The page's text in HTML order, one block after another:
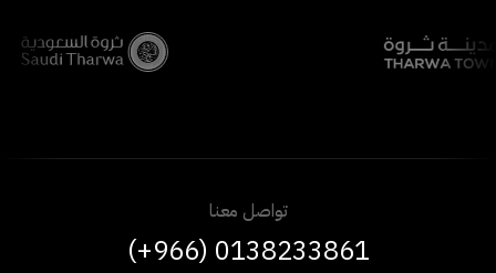
تواصل معنا
(+966) 0138233861